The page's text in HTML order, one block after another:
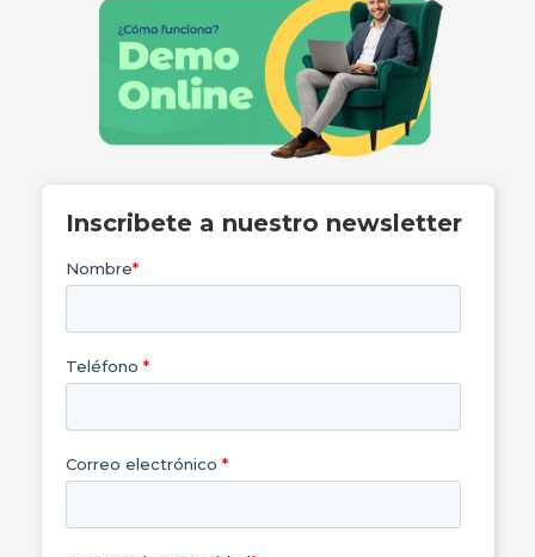
Inscribete a nuestro newsletter